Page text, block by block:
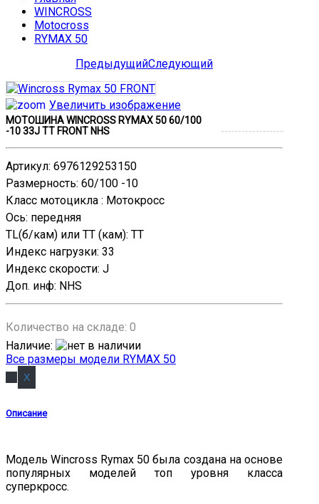
WINCROSS
Motocross
RYMAX 50
ПредыдущийСледующий
Увеличить изображение
МОТОШИНА WINCROSS RYMAX 50 60/100
-10 33J TT FRONT NHS
Артикул: 6976129253150
Размерность: 60/100 -10
Класс мотоцикла : Мотокросс
Ось: передняя
TL(б/кам) или TT (кам): TT
Индекс нагрузки: 33
Индекс скорости: J
Доп. инф: NHS
Количество на складе: 0
Наличие:
Все размеры модели RYMAX 50
Описание
Модель Wincross Rymax 50 была создана на основе
популярных моделей топ уровня класса
суперкросс.